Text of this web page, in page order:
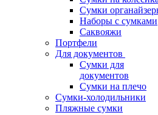
Сумки
Наборы с сумками
Саквояжи
Портфели
Для документов
Сумки для
документов
Сумки на плечо
Сумки-холодильники
Пляжные сумки